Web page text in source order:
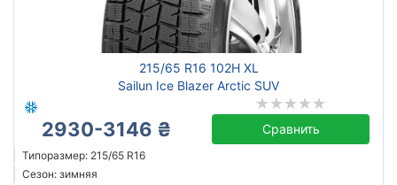
215/65 R16 102H XL
Sailun Ice Blazer Arctic SUV
2930-3146 ₴ Сравнить
Типоразмер: 215/65 R16
Сезон: зимняя